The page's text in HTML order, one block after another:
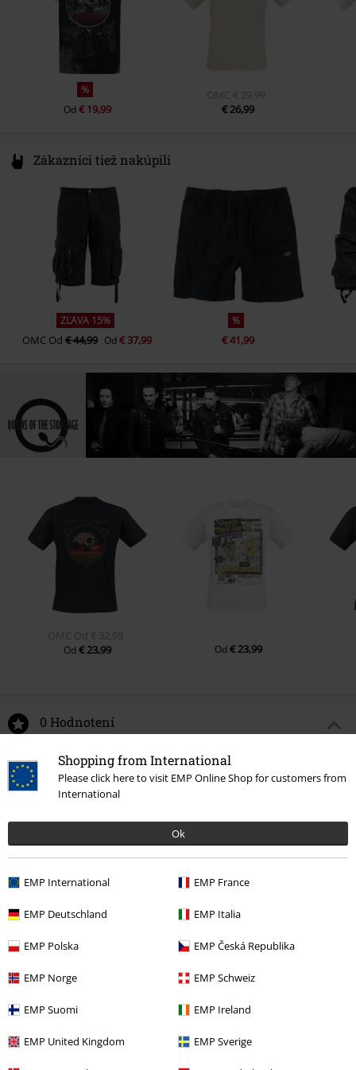
Shopping from International
Please click here to visit EMP Online Shop for customers from
International
Ok
EMP International EMP France
EMP Deutschland EMP Italia
EMP Polska EMP Česká Republika
EMP Norge EMP Schweiz
EMP Suomi EMP Ireland
EMP United Kingdom EMP Sverige
%
Od € 19,99
OMC € 29,99
€ 26,99
Zákazníci tiež nakúpili
ZĽAVA 15%
OMC Od€ 44,99 Od€ 37,99
%
€ 41,99
OMC Od € 32,99
Od € 23,99 Od € 23,99
0 Hodnotení
Podeľte sa o váš názor "In Times New Roman - Snakes".
Napísať hodnotenie